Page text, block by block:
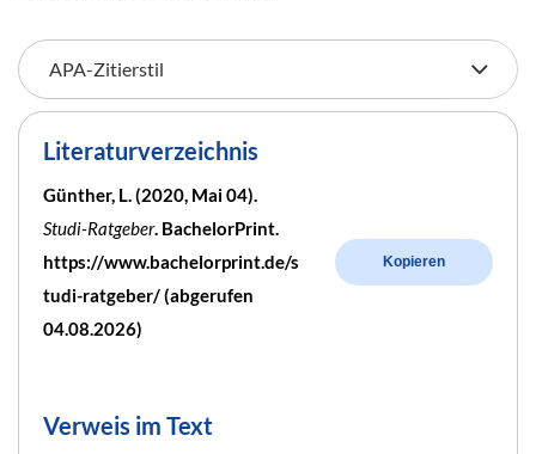
Literaturverzeichnis
Günther, L. (2020, Mai 04).
Studi-Ratgeber. BachelorPrint.
https://www.bachelorprint.de/s
tudi-ratgeber/ (abgerufen
04.08.2026)
Kopieren
Verweis im Text